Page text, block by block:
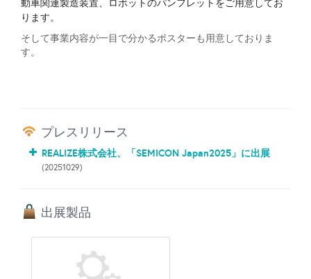
動車関連製造装置、ロボットのパンフレットをご用意してお
ります。
そして事業内容が一目で分かるポスターも用意しておりま
す。
プレスリリース
REALIZE株式会社、「SEMICON Japan2025」に出展
(20251029)
出展製品